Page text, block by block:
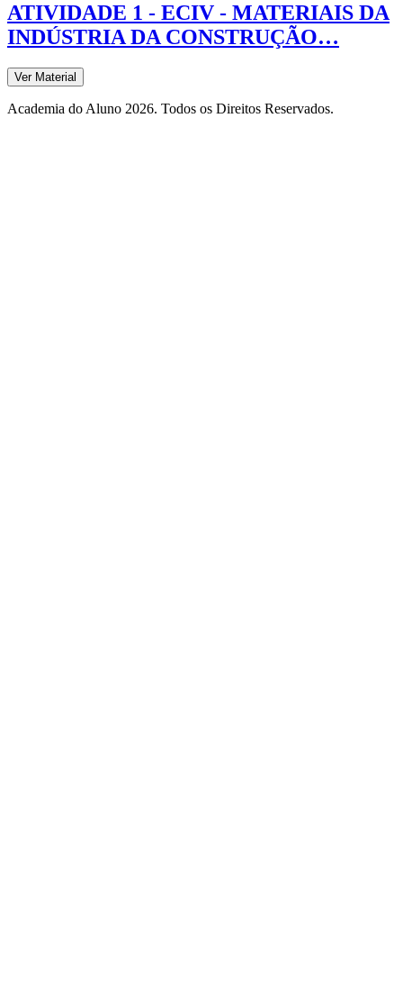
ATIVIDADE 1 - ECIV - MATERIAIS DA
INDÚSTRIA DA CONSTRUÇÃO…
Ver Material
Academia do Aluno 2026. Todos os Direitos Reservados.